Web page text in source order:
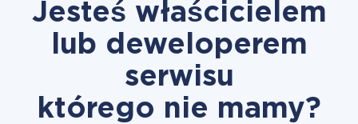
Jesteś właścicielem
lub deweloperem
serwisu
którego nie mamy?